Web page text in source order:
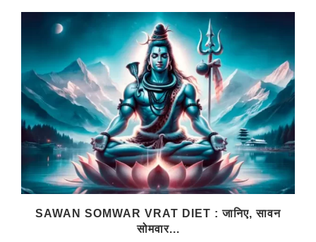
SAWAN SOMWAR VRAT DIET : जानिए, सावन
सोमवार...